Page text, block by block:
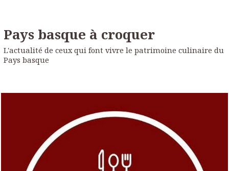
Pays basque à croquer
L'actualité de ceux qui font vivre le patrimoine culinaire du
Pays basque